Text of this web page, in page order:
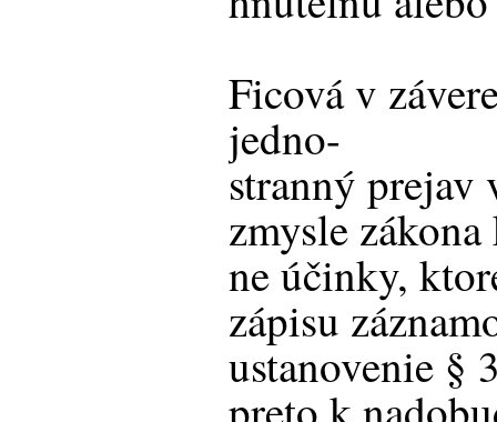
Ficová v
jedno-
stranný prejav
zmysle
ne účinky,
zápisu
ustanovenie §